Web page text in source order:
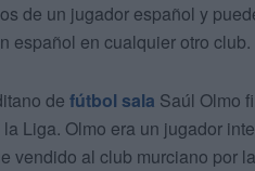
de un jugador español y
español en cualquier otro club.
de fútbol sala Saúl Olmo
Liga. Olmo era un jugador
vendido al club murciano por